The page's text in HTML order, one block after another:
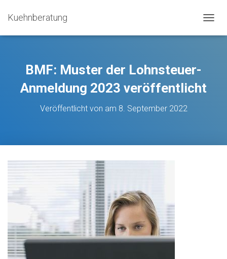
Kuehnberatung
A
BMF: Muster der Lohnsteuer-
Anmeldung 2023 veröffentlicht
Veröffentlicht von am 8. September 2022